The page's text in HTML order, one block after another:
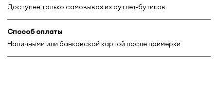
Доступен только самовывоз из аутлет-бутиков
Способ оплаты
Наличными или банковской картой после примерки